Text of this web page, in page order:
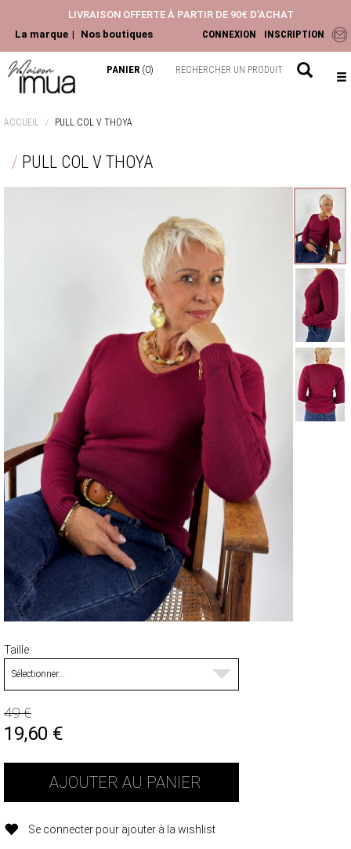
LIVRAISON OFFERTE À PARTIR DE 90€ D'ACHAT
La marque
Nos boutiques CONNEXION INSCRIPTION
PANIER (0)
HAUTS
PANTALONS ET JEANS
CHEMISIERS & BLOUSES
JEANS & PANTALONS
MANTEAUX & PARKAS
JUPES & SHORTS
ACCESSOIRES
CARTES CADEAUX
FOULARDS ET ÉCHARPES
BRADERIE D'ÉTÉ
ACCESSOIRES
HAUTS
PANTALONS ET JEANS
ROBES ET JUPES
TERRE CUITE
ACCUEIL PULL COL V THOYA
PULL COL V THOYA
Taille
49 €
19,60 €
AJOUTER AU PANIER
Se connecter pour ajouter à la wishlist